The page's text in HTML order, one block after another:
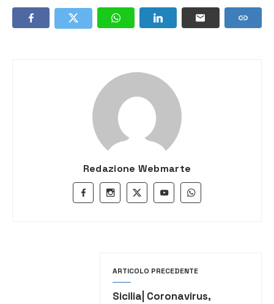
Redazione Webmarte
ARTICOLO PRECEDENTE
Sicilia| Coronavirus,